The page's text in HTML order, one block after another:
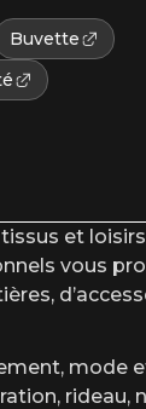
Buvette
et
vous
mode
rideau,